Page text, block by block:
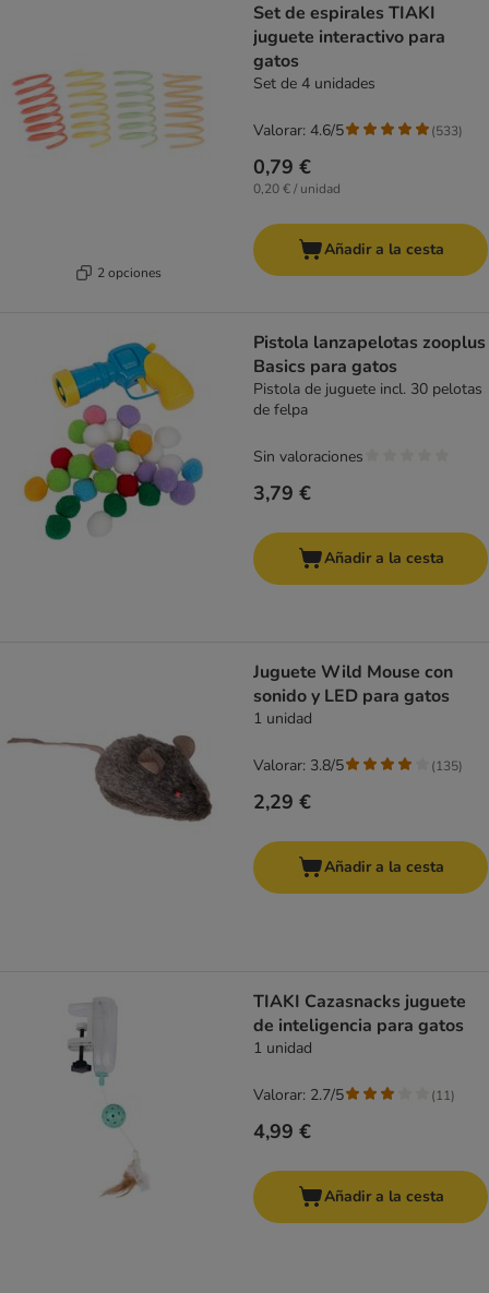
2 opciones
Set de espirales TIAKI
juguete interactivo para
gatos
Set de 4 unidades
0,79 €
0,20 € / unidad
Valorar: 4.6/5 (533)
Añadir a la cesta
Pistola lanzapelotas zooplus
Basics para gatos
Pistola de juguete incl. 30 pelotas
de felpa
3,79 €
Sin valoraciones
Añadir a la cesta
Juguete Wild Mouse con
sonido y LED para gatos
1 unidad
2,29 €
Valorar: 3.8/5 (135)
Añadir a la cesta
TIAKI Cazasnacks juguete
de inteligencia para gatos
1 unidad
4,99 €
Valorar: 2.7/5 (11)
Añadir a la cesta